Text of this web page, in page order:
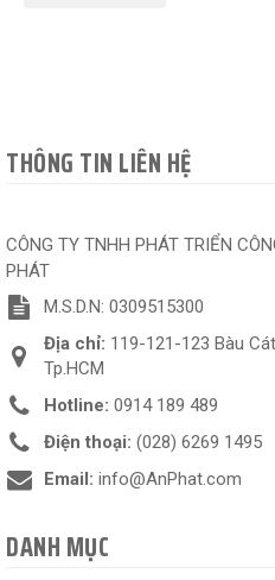
THÔNG TIN LIÊN HỆ
CÔNG TY TNHH PHÁT TRIỂN
PHÁT
M.S.D.N: 0309515300
Địa chỉ: 119-121-123 Bàu
Tp.HCM
Hotline: 0914 189 489
Điện thoại: (028) 6269 1495
Email: info@AnPhat.com
DANH MỤC